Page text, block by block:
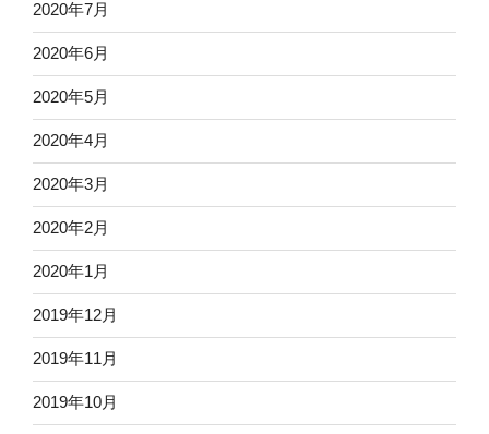
2020年7月
2020年6月
2020年5月
2020年4月
2020年3月
2020年2月
2020年1月
2019年12月
2019年11月
2019年10月